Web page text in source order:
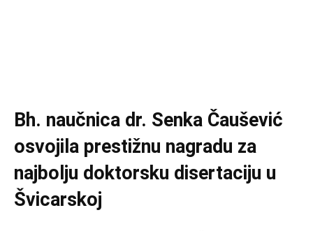
Bh. naučnica dr. Senka Čaušević
osvojila prestižnu nagradu za
najbolju doktorsku disertaciju u
Švicarskoj